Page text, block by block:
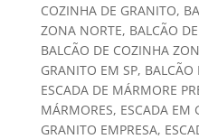
COZINHA DE GRANITO,
ZONA NORTE, BALCÃO
BALCÃO DE COZINHA
GRANITO EM SP, BALCÃO
ESCADA DE MÁRMORE
MÁRMORES, ESCADA EM
GRANITO EMPRESA,